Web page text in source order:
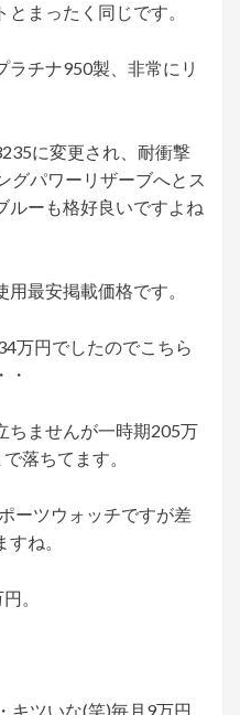
まったく同じです。
ラチナ950製、非常にリ
に変更され、耐衝撃
グパワーリザーブへとス
ルーも格好良いですよね
最安掲載価格です。
万円でしたのでこちら
・
ちませんが一時期205万
落ちてます。
ーツウォッチですが差
ね。
。
キツいな(笑)毎月9万円